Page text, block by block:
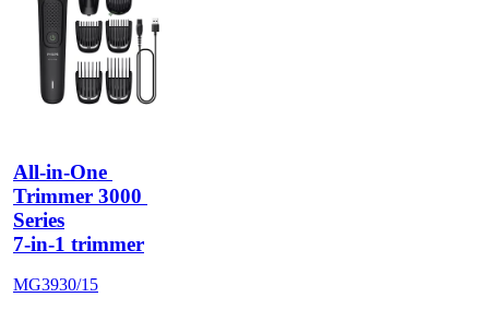
All-in-One
Trimmer 3000
Series
7-in-1 trimmer
MG3930/15